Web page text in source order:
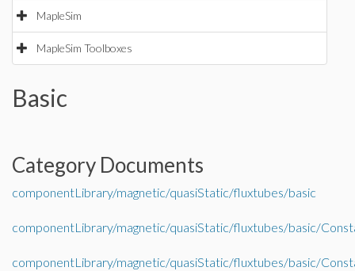
MapleSim
MapleSim Toolboxes
Basic
Category Documents
componentLibrary/magnetic/quasiStatic/fluxtubes/basic
componentLibrary/magnetic/quasiStatic/fluxtubes/basic/
componentLibrary/magnetic/quasiStatic/fluxtubes/basic/